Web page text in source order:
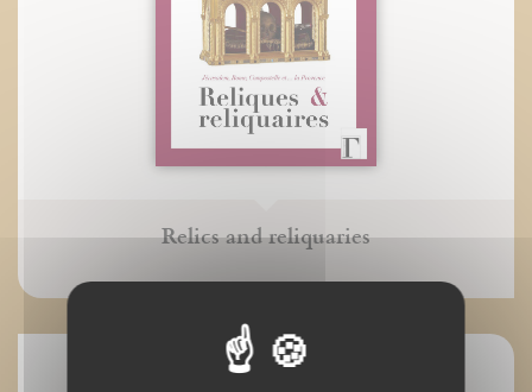
Relics and reliquaries